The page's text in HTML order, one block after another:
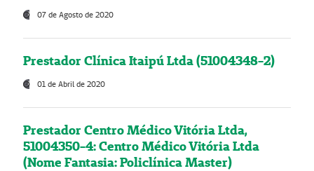
07 de Agosto de 2020
Prestador Clínica Itaipú Ltda (51004348-2)
01 de Abril de 2020
Prestador Centro Médico Vitória Ltda,
51004350-4: Centro Médico Vitória Ltda
(Nome Fantasia: Policlínica Master)